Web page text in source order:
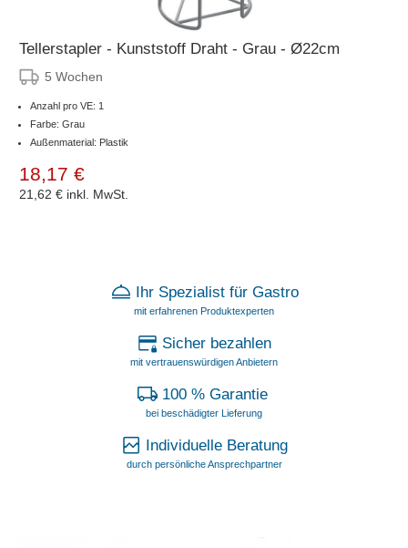
Tellerstapler - Kunststoff Draht - Grau - Ø22cm
5 Wochen
Anzahl pro VE: 1
Farbe: Grau
Außenmaterial: Plastik
18,17 €
21,62 € inkl. MwSt.
Ihr Spezialist für Gastro
mit erfahrenen Produktexperten
Sicher bezahlen
mit vertrauenswürdigen Anbietern
100 % Garantie
bei beschädigter Lieferung
Individuelle Beratung
durch persönliche Ansprechpartner